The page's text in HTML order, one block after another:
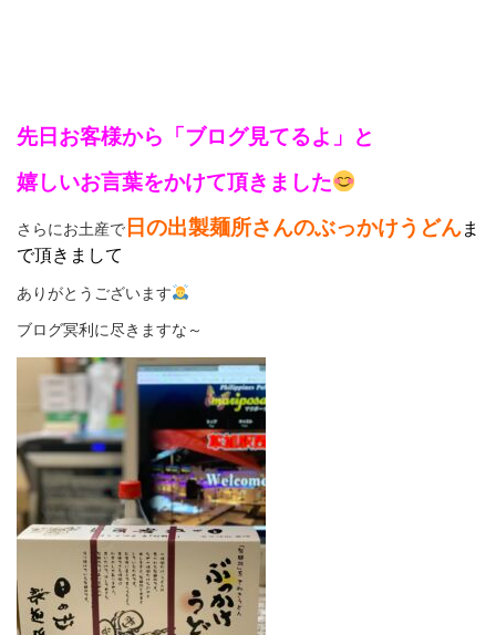
先日お客様から「ブログ見てるよ」と
嬉しいお言葉をかけて頂きました
さらにお土産で 日の出製麺所さんのぶっかけうどんま
で頂きまして
ありがとうございます
ブログ冥利に尽きますな～